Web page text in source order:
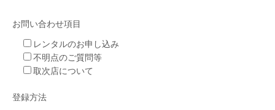
お問い合わせ項目
レンタルのお申し込み
不明点のご質問等
取次店について
登録方法